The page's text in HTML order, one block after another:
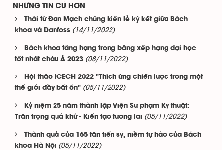
NHỮNG TIN CŨ HƠN
Thái tử Đan Mạch chứng kiến lễ ký kết giữa Bách
khoa và Danfoss (14/11/2022)
Bách khoa tăng hạng trong bảng xếp hạng đại học
tốt nhất châu Á 2023 (08/11/2022)
Hội thảo ICECH 2022 "Thích ứng chiến lược trong một
thế giới đầy bất ổn" (05/11/2022)
Kỷ niệm 25 năm thành lập Viện Sư phạm Kỹ thuật:
Trân trọng quá khứ - Kiến tạo tương lai (05/11/2022)
Thành quả của 165 tân tiến sỹ, niềm tự hào của Bách
khoa Hà Nội (05/11/2022)